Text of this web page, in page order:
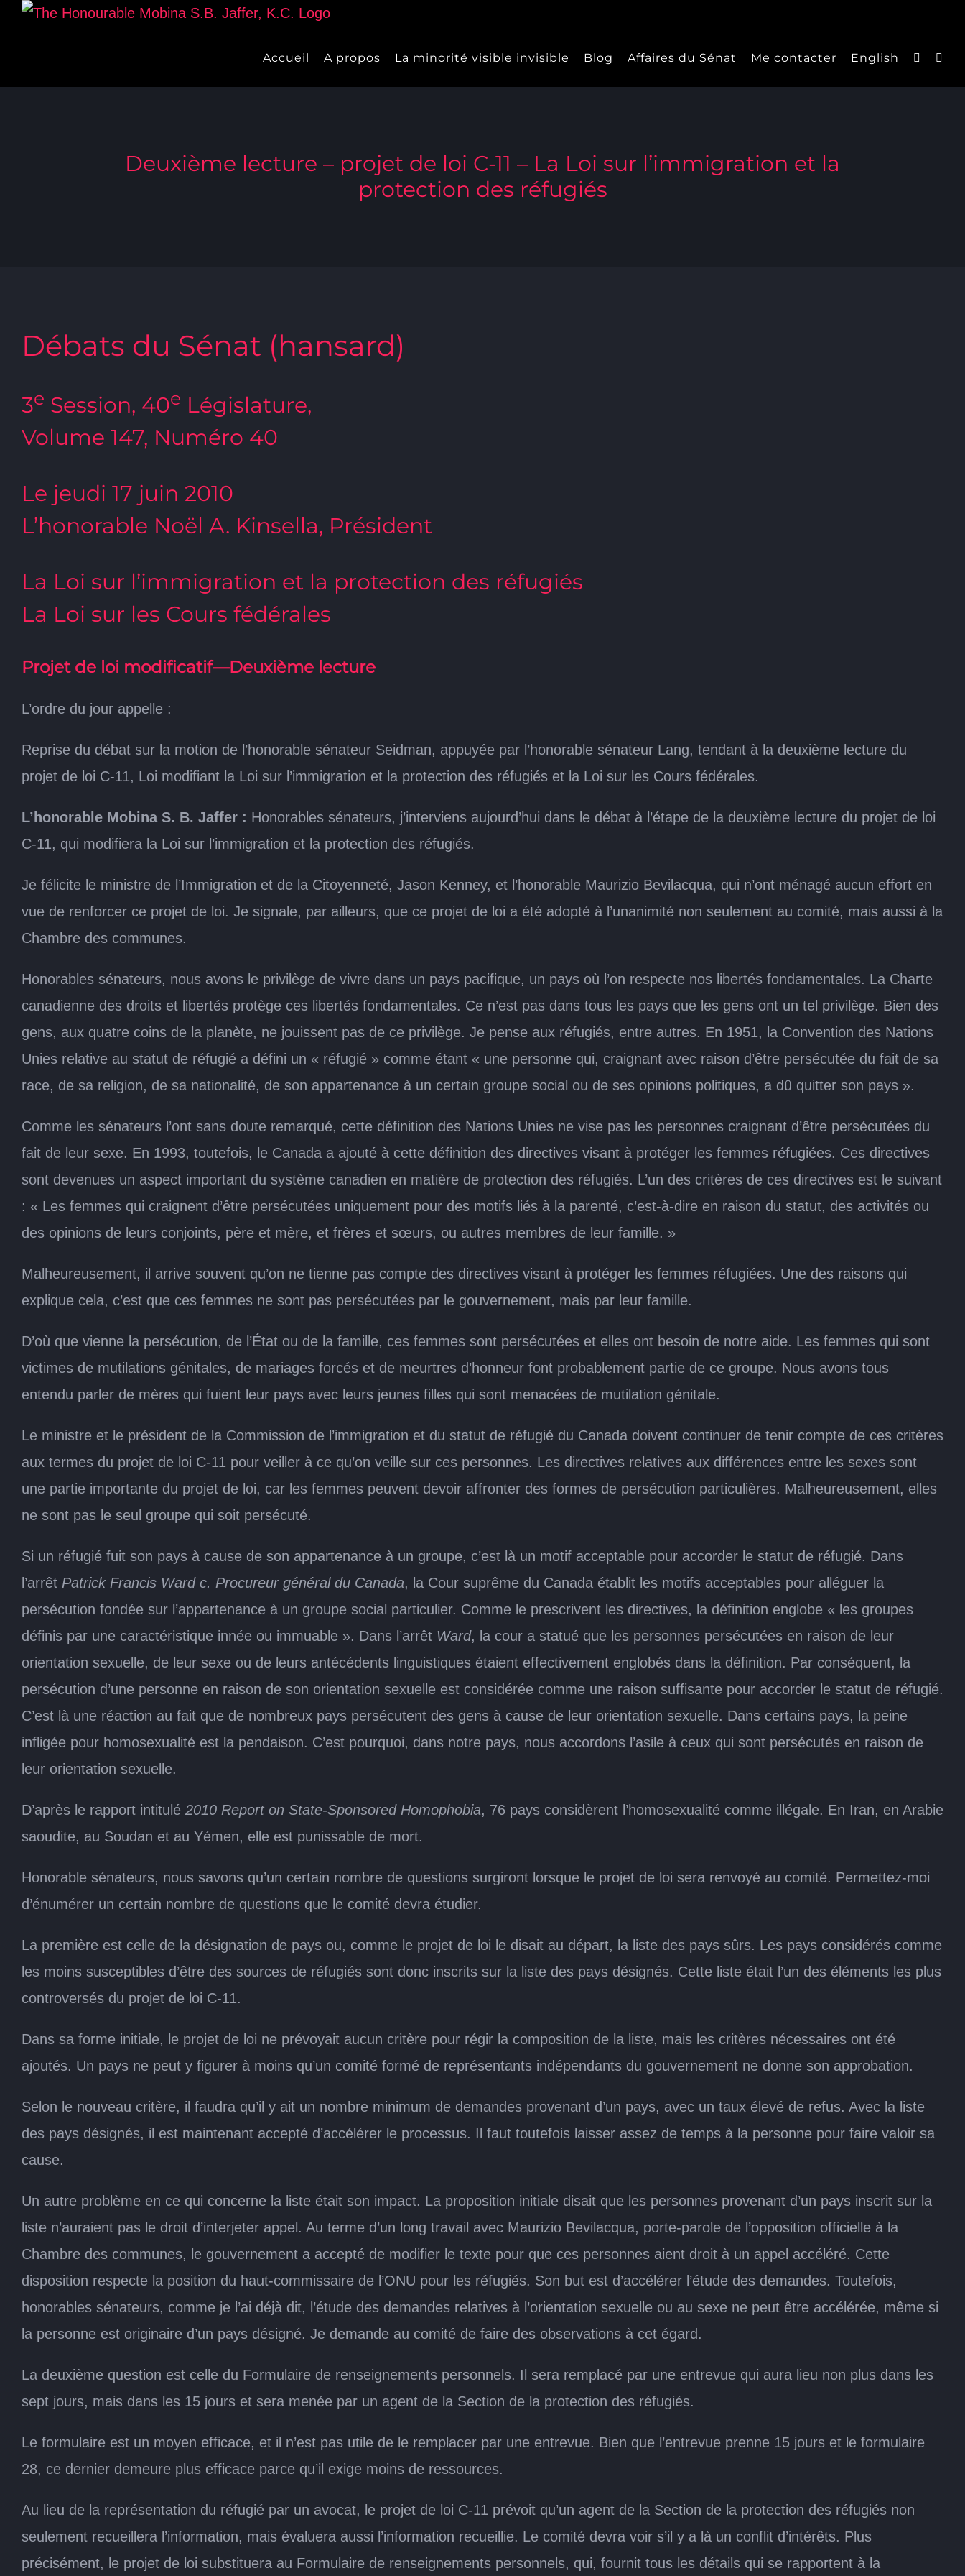
Skip
Accueil A propos La minorité visible invisible Blog Affaires du Sénat Me contacter English
Deuxième lecture – projet de loi C-11 – La Loi sur l’immigration et la
protection des réfugiés
Débats du Sénat (hansard)
3e Session, 40e Législature,
Volume 147, Numéro 40
Le jeudi 17 juin 2010
L’honorable Noël A. Kinsella, Président
La Loi sur l’immigration et la protection des réfugiés
La Loi sur les Cours fédérales
Projet de loi modificatif—Deuxième lecture
L’ordre du jour appelle :
Reprise du débat sur la motion de l’honorable sénateur Seidman, appuyée par l’honorable sénateur Lang, tendant à la deuxième lecture du
projet de loi C-11, Loi modifiant la Loi sur l’immigration et la protection des réfugiés et la Loi sur les Cours fédérales.
L’honorable Mobina S. B. Jaffer : Honorables sénateurs, j’interviens aujourd’hui dans le débat à l’étape de la deuxième lecture du projet de loi
C-11, qui modifiera la Loi sur l’immigration et la protection des réfugiés.
Je félicite le ministre de l’Immigration et de la Citoyenneté, Jason Kenney, et l’honorable Maurizio Bevilacqua, qui n’ont ménagé aucun effort en
vue de renforcer ce projet de loi. Je signale, par ailleurs, que ce projet de loi a été adopté à l’unanimité non seulement au comité, mais aussi à la
Chambre des communes.
Honorables sénateurs, nous avons le privilège de vivre dans un pays pacifique, un pays où l’on respecte nos libertés fondamentales. La Charte
canadienne des droits et libertés protège ces libertés fondamentales. Ce n’est pas dans tous les pays que les gens ont un tel privilège. Bien des
gens, aux quatre coins de la planète, ne jouissent pas de ce privilège. Je pense aux réfugiés, entre autres. En 1951, la Convention des Nations
Unies relative au statut de réfugié a défini un « réfugié » comme étant « une personne qui, craignant avec raison d’être persécutée du fait de sa
race, de sa religion, de sa nationalité, de son appartenance à un certain groupe social ou de ses opinions politiques, a dû quitter son pays ».
Comme les sénateurs l’ont sans doute remarqué, cette définition des Nations Unies ne vise pas les personnes craignant d’être persécutées du
fait de leur sexe. En 1993, toutefois, le Canada a ajouté à cette définition des directives visant à protéger les femmes réfugiées. Ces directives
sont devenues un aspect important du système canadien en matière de protection des réfugiés. L’un des critères de ces directives est le suivant
: « Les femmes qui craignent d’être persécutées uniquement pour des motifs liés à la parenté, c’est-à-dire en raison du statut, des activités ou
des opinions de leurs conjoints, père et mère, et frères et sœurs, ou autres membres de leur famille. »
Malheureusement, il arrive souvent qu’on ne tienne pas compte des directives visant à protéger les femmes réfugiées. Une des raisons qui
explique cela, c’est que ces femmes ne sont pas persécutées par le gouvernement, mais par leur famille.
D’où que vienne la persécution, de l’État ou de la famille, ces femmes sont persécutées et elles ont besoin de notre aide. Les femmes qui sont
victimes de mutilations génitales, de mariages forcés et de meurtres d’honneur font probablement partie de ce groupe. Nous avons tous
entendu parler de mères qui fuient leur pays avec leurs jeunes filles qui sont menacées de mutilation génitale.
Le ministre et le président de la Commission de l’immigration et du statut de réfugié du Canada doivent continuer de tenir compte de ces critères
aux termes du projet de loi C-11 pour veiller à ce qu’on veille sur ces personnes. Les directives relatives aux différences entre les sexes sont
une partie importante du projet de loi, car les femmes peuvent devoir affronter des formes de persécution particulières. Malheureusement, elles
ne sont pas le seul groupe qui soit persécuté.
Si un réfugié fuit son pays à cause de son appartenance à un groupe, c’est là un motif acceptable pour accorder le statut de réfugié. Dans
l’arrêt Patrick Francis Ward c. Procureur général du Canada, la Cour suprême du Canada établit les motifs acceptables pour alléguer la
persécution fondée sur l’appartenance à un groupe social particulier. Comme le prescrivent les directives, la définition englobe « les groupes
définis par une caractéristique innée ou immuable ». Dans l’arrêt Ward, la cour a statué que les personnes persécutées en raison de leur
orientation sexuelle, de leur sexe ou de leurs antécédents linguistiques étaient effectivement englobés dans la définition. Par conséquent, la
persécution d’une personne en raison de son orientation sexuelle est considérée comme une raison suffisante pour accorder le statut de réfugié.
C’est là une réaction au fait que de nombreux pays persécutent des gens à cause de leur orientation sexuelle. Dans certains pays, la peine
infligée pour homosexualité est la pendaison. C’est pourquoi, dans notre pays, nous accordons l’asile à ceux qui sont persécutés en raison de
leur orientation sexuelle.
D’après le rapport intitulé 2010 Report on State-Sponsored Homophobia, 76 pays considèrent l’homosexualité comme illégale. En Iran, en Arabie
saoudite, au Soudan et au Yémen, elle est punissable de mort.
Honorable sénateurs, nous savons qu’un certain nombre de questions surgiront lorsque le projet de loi sera renvoyé au comité. Permettez-moi
d’énumérer un certain nombre de questions que le comité devra étudier.
La première est celle de la désignation de pays ou, comme le projet de loi le disait au départ, la liste des pays sûrs. Les pays considérés comme
les moins susceptibles d’être des sources de réfugiés sont donc inscrits sur la liste des pays désignés. Cette liste était l’un des éléments les plus
controversés du projet de loi C-11.
Dans sa forme initiale, le projet de loi ne prévoyait aucun critère pour régir la composition de la liste, mais les critères nécessaires ont été
ajoutés. Un pays ne peut y figurer à moins qu’un comité formé de représentants indépendants du gouvernement ne donne son approbation.
Selon le nouveau critère, il faudra qu’il y ait un nombre minimum de demandes provenant d’un pays, avec un taux élevé de refus. Avec la liste
des pays désignés, il est maintenant accepté d’accélérer le processus. Il faut toutefois laisser assez de temps à la personne pour faire valoir sa
cause.
Un autre problème en ce qui concerne la liste était son impact. La proposition initiale disait que les personnes provenant d’un pays inscrit sur la
liste n’auraient pas le droit d’interjeter appel. Au terme d’un long travail avec Maurizio Bevilacqua, porte-parole de l’opposition officielle à la
Chambre des communes, le gouvernement a accepté de modifier le texte pour que ces personnes aient droit à un appel accéléré. Cette
disposition respecte la position du haut-commissaire de l’ONU pour les réfugiés. Son but est d’accélérer l’étude des demandes. Toutefois,
honorables sénateurs, comme je l’ai déjà dit, l’étude des demandes relatives à l’orientation sexuelle ou au sexe ne peut être accélérée, même si
la personne est originaire d’un pays désigné. Je demande au comité de faire des observations à cet égard.
La deuxième question est celle du Formulaire de renseignements personnels. Il sera remplacé par une entrevue qui aura lieu non plus dans les
sept jours, mais dans les 15 jours et sera menée par un agent de la Section de la protection des réfugiés.
Le formulaire est un moyen efficace, et il n’est pas utile de le remplacer par une entrevue. Bien que l’entrevue prenne 15 jours et le formulaire
28, ce dernier demeure plus efficace parce qu’il exige moins de ressources.
Au lieu de la représentation du réfugié par un avocat, le projet de loi C-11 prévoit qu’un agent de la Section de la protection des réfugiés non
seulement recueillera l’information, mais évaluera aussi l’information recueillie. Le comité devra voir s’il y a là un conflit d’intérêts. Plus
précisément, le projet de loi substituera au Formulaire de renseignements personnels, qui, fournit tous les détails qui se rapportent à la